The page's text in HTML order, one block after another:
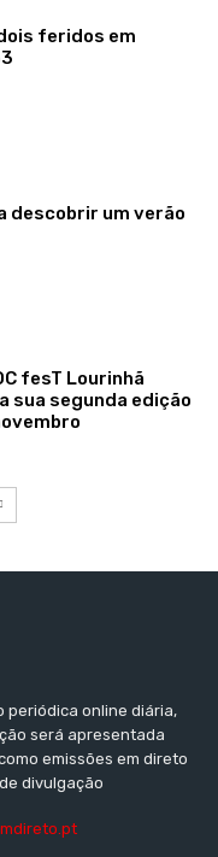
feridos em
descobrir um verão
fesT Lourinhã
sua segunda edição
periódica online diária,
será apresentada
emissões em direto
divulgação